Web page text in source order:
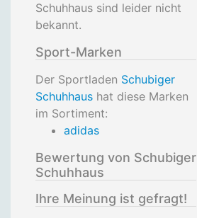
Schuhhaus sind leider nicht
bekannt.
Sport-Marken
Der Sportladen Schubiger
Schuhhaus hat diese Marken
im Sortiment:
adidas
Bewertung von Schubiger
Schuhhaus
Ihre Meinung ist gefragt!